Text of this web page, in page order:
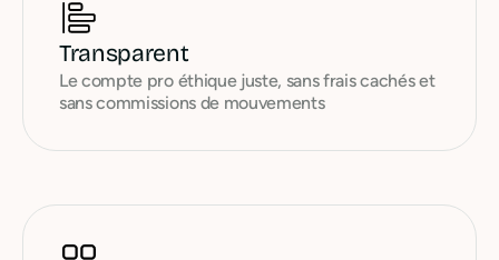
Transparent
Le compte pro éthique juste, sans frais cachés et
sans commissions de mouvements